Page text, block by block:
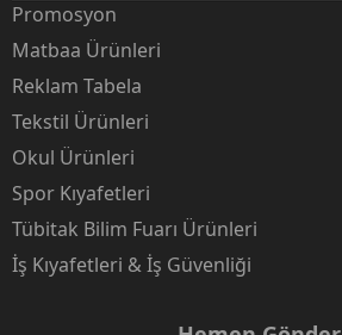
Promosyon
Matbaa Ürünleri
Reklam Tabela
Tekstil Ürünleri
Okul Ürünleri
Spor Kıyafetleri
Tübitak Bilim Fuarı Ürünleri
İş Kıyafetleri & İş Güvenliği